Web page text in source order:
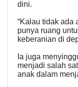
dini.
“Kalau tidak ada
punya ruang
keberanian di
Ia juga
menjadi salah
anak dalam